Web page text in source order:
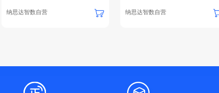
纳思达智数自营 纳思达智数自营